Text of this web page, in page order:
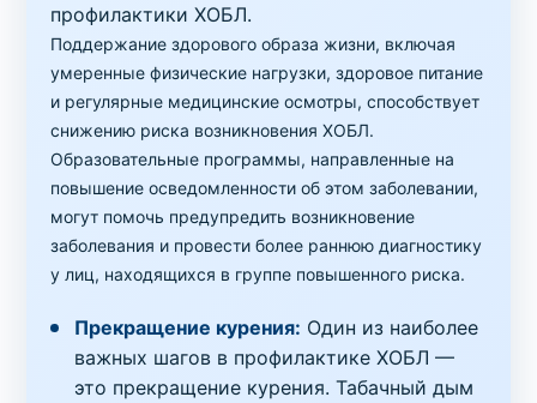
профилактики ХОБЛ.
Поддержание здорового образа жизни, включая
умеренные физические нагрузки, здоровое питание
и регулярные медицинские осмотры, способствует
снижению риска возникновения ХОБЛ.
Образовательные программы, направленные на
повышение осведомленности об этом заболевании,
могут помочь предупредить возникновение
заболевания и провести более раннюю диагностику
у лиц, находящихся в группе повышенного риска.
Прекращение курения: Один из наиболее
важных шагов в профилактике ХОБЛ —
это прекращение курения. Табачный дым